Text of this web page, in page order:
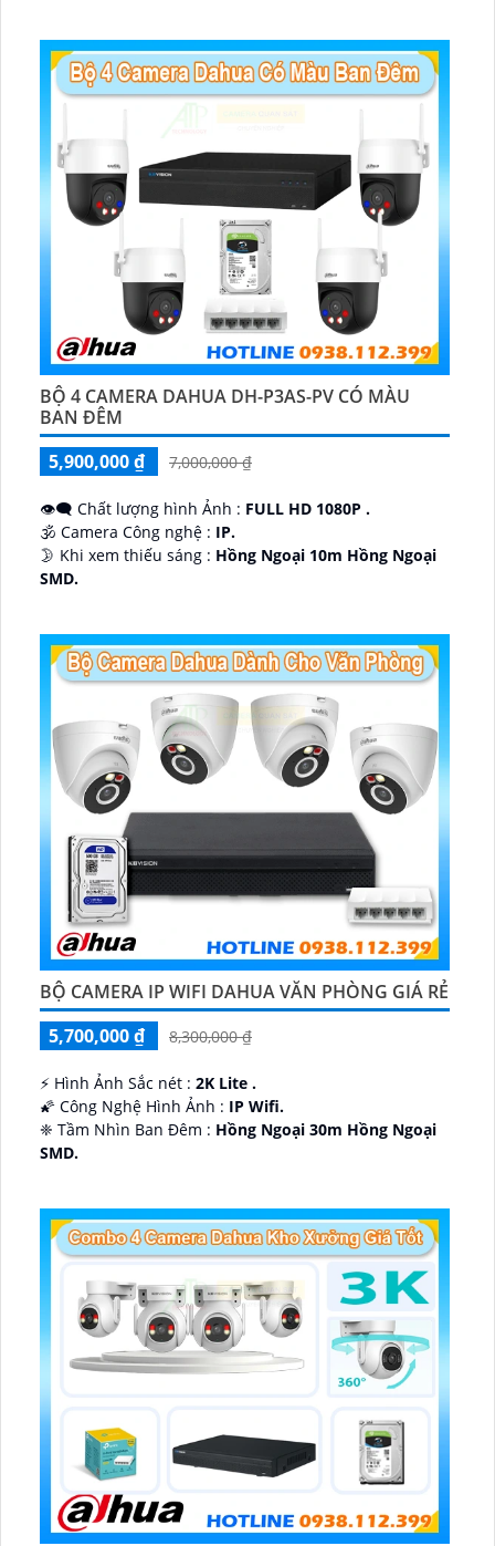
BỘ 4 CAMERA DAHUA DH-P3AS-PV CÓ MÀU
BAN ĐÊM
5,900,000 ₫
7,000,000 ₫
👁️‍🗨 Chất lượng hình Ảnh : FULL HD 1080P .
🕉️ Camera Công nghệ : IP.
🌛 Khi xem thiếu sáng : Hồng Ngoại 10m Hồng Ngoại
SMD.
BỘ CAMERA IP WIFI DAHUA VĂN PHÒNG GIÁ RẺ
5,700,000 ₫
8,300,000 ₫
️⚡ Hình Ảnh Sắc nét : 2K Lite .
🌠 Công Nghệ Hình Ảnh : IP Wifi.
❈ Tầm Nhìn Ban Đêm : Hồng Ngoại 30m Hồng Ngoại
SMD.